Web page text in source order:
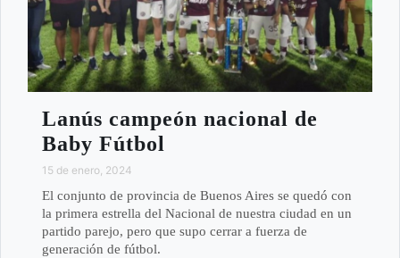
Lanús campeón nacional de
Baby Fútbol
15 de enero, 2024
El conjunto de provincia de Buenos Aires se quedó con
la primera estrella del Nacional de nuestra ciudad en un
partido parejo, pero que supo cerrar a fuerza de
generación de fútbol.